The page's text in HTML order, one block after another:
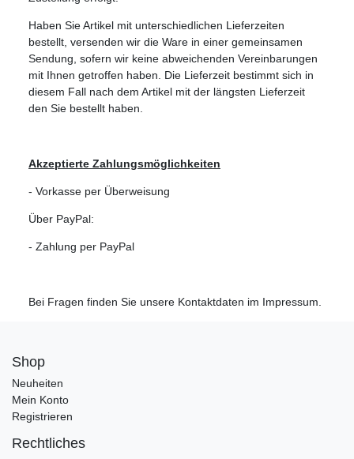
Haben Sie Artikel mit unterschiedlichen Lieferzeiten
bestellt, versenden wir die Ware in einer gemeinsamen
Sendung, sofern wir keine abweichenden Vereinbarungen
mit Ihnen getroffen haben. Die Lieferzeit bestimmt sich in
diesem Fall nach dem Artikel mit der längsten Lieferzeit
den Sie bestellt haben.
Akzeptierte Zahlungsmöglichkeiten
- Vorkasse per Überweisung
Über PayPal:
- Zahlung per PayPal
Bei Fragen finden Sie unsere Kontaktdaten im Impressum.
Shop
Neuheiten
Mein Konto
Registrieren
Rechtliches